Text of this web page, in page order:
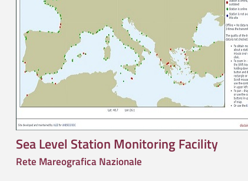
Sea Level Station Monitoring Facility
Rete Mareografica Nazionale